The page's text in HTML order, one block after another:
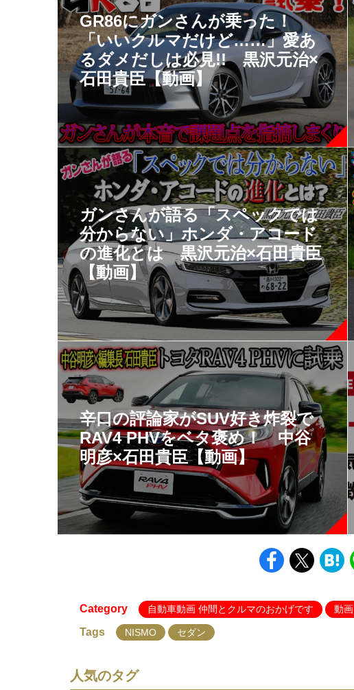
GR86にガンさんが乗った！
「いいクルマだけど……」愛あ
るダメだしは必見!! 黒沢元治×
石田貴臣【動画】
ガンさんが語る「スペックでは
分からない」ホンダ・アコード
の進化とは 黒沢元治×石田貴臣
【動画】
辛口の評論家がSUV好き炸裂で
RAV4 PHVをベタ褒め！ 中谷
明彦×石田貴臣【動画】
Category 自動車動画 仲間とクルマのおかげです 動画
Tags NISMO セダン
人気のタグ